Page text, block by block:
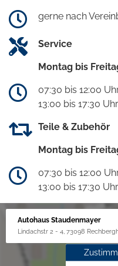
gerne nach
Service
Montag bis
07:30 bis 12:00
13:00 bis 17:30 Uhr
Teile & Zubehör
Montag bis
07:30 bis 12:00
13:00 bis 17:30 Uhr
Autohaus Staudenmayer
Lindachstr 2 - 4, 73098